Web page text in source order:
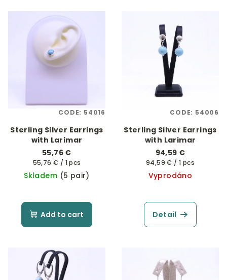
Sterling Silver Earrings
with Larimar
55,76 €
Measure
price:
55,76 € / 1 pcs
Skladem (5 pair)
Add to cart
CODE: 54016
Sterling Silver Earrings
with Larimar
94,59 €
Measure
price:
94,59 € / 1 pcs
Vyprodáno
Detail
CODE: 54006